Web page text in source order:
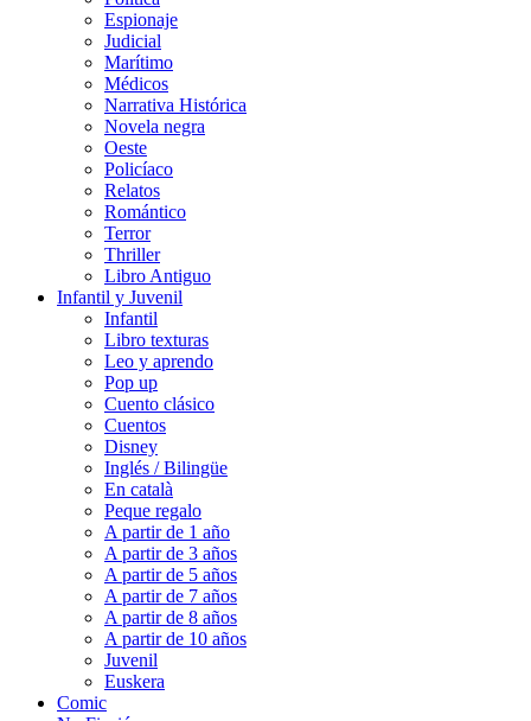
Espionaje
Judicial
Marítimo
Médicos
Narrativa Histórica
Novela negra
Oeste
Policíaco
Relatos
Romántico
Terror
Thriller
Libro Antiguo
Infantil y Juvenil
Infantil
Libro texturas
Leo y aprendo
Pop up
Cuento clásico
Cuentos
Disney
Inglés / Bilingüe
En català
Peque regalo
A partir de 1 año
A partir de 3 años
A partir de 5 años
A partir de 7 años
A partir de 8 años
A partir de 10 años
Juvenil
Euskera
Comic